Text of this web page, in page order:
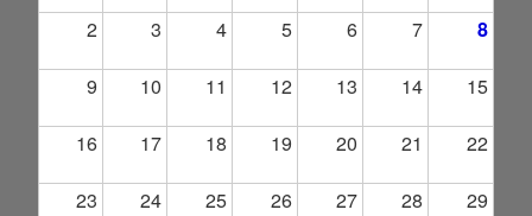
2 3 4 5 6 7 8
9 10 11 12 13 14 15
16 17 18 19 20 21 22
23 24 25 26 27 28 29